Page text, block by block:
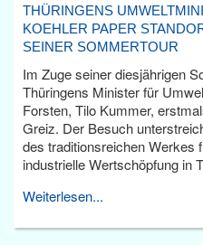
THÜRINGENS
KOEHLER PAPER
SEINER SOMMERTOUR
Im Zuge seiner diesjährigen
Thüringens Minister für
Forsten, Tilo Kummer,
Greiz. Der Besuch
des traditionsreichen Werkes
industrielle Wertschöpfung in
Weiterlesen...